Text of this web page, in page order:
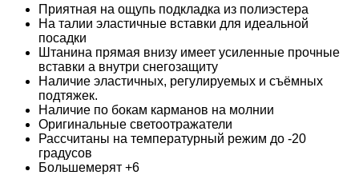
Приятная на ощупь подкладка из полиэстера
На талии эластичные вставки для идеальной
посадки
Штанина прямая внизу имеет усиленные прочные
вставки а внутри снегозащиту
Наличие эластичных, регулируемых и съёмных
подтяжек.
Наличие по бокам карманов на молнии
Оригинальные светоотражатели
Рассчитаны на температурный режим до -20
градусов
Большемерят +6